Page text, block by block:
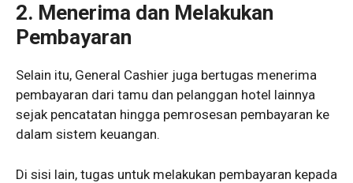
2. Menerima dan Melakukan
Pembayaran
Selain itu, General Cashier juga bertugas menerima
pembayaran dari tamu dan pelanggan hotel lainnya
sejak pencatatan hingga pemrosesan pembayaran ke
dalam sistem keuangan.
Di sisi lain, tugas untuk melakukan pembayaran kepada